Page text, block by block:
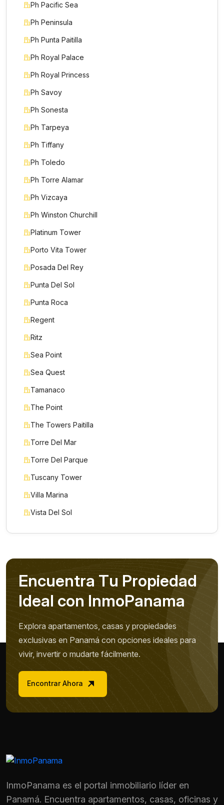
Ph Pacific Sea
Ph Peninsula
Ph Punta Paitilla
Ph Royal Palace
Ph Royal Princess
Ph Savoy
Ph Sonesta
Ph Tarpeya
Ph Tiffany
Ph Toledo
Ph Torre Alamar
Ph Vizcaya
Ph Winston Churchill
Platinum Tower
Porto Vita Tower
Posada Del Rey
Punta Del Sol
Punta Roca
Regent
Ritz
Sea Point
Sea Quest
Tamanaco
The Point
The Towers Paitilla
Torre Del Mar
Torre Del Parque
Tuscany Tower
Villa Marina
Vista Del Sol
Encuentra Tu Propiedad
Ideal con InmoPanama
Explora apartamentos, casas y propiedades
exclusivas en Panamá con opciones ideales para
vivir, invertir o mudarte fácilmente.
Encontrar Ahora
InmoPanama es el portal inmobiliario líder en
Panamá. Encuentra apartamentos, casas, oficinas y